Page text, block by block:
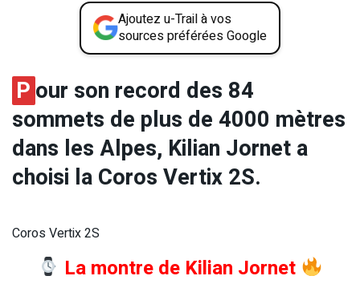
Ajoutez u-Trail à vos
sources préférées Google
P our son record des 84
sommets de plus de 4000 mètres
dans les Alpes, Kilian Jornet a
choisi la Coros Vertix 2S.
Coros Vertix 2S
La montre de Kilian Jornet